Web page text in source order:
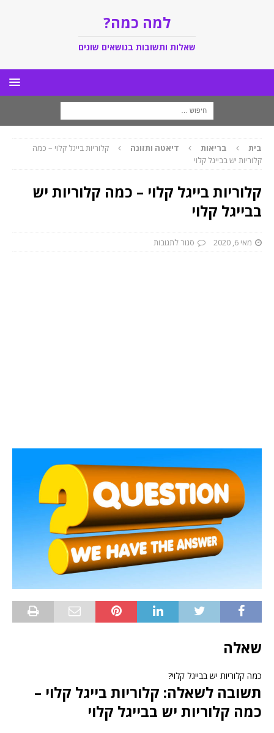
למה כמה?
שאלות ותשובות בנושאים שונים
בית בריאות דיאטה ותזונה
קלוריות בייגל קלוי – כמה
קלוריות יש בבייגל קלוי
קלוריות בייגל קלוי – כמה קלוריות יש
בבייגל קלוי
מאי 6, 2020 סגור לתגובות
שאלה
כמה קלוריות יש בבייגל קלוי?
תשובה לשאלה: קלוריות בייגל קלוי –
כמה קלוריות יש בבייגל קלוי